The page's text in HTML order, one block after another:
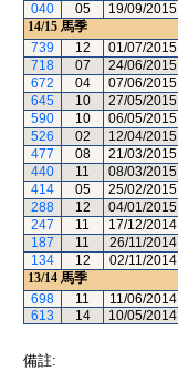
040
05 19/09/2015
14/15 馬季
739
12 01/07/2015
718
07 24/06/2015
672
04 07/06/2015
645
10 27/05/2015
590
10 06/05/2015
526
02 12/04/2015
477
08 21/03/2015
440
11 08/03/2015
414
05 25/02/2015
288
12 04/01/2015
247
11 17/12/2014
187
11 26/11/2014
134
12 02/11/2014
13/14 馬季
698
11 11/06/2014
613
14 10/05/2014
備註: